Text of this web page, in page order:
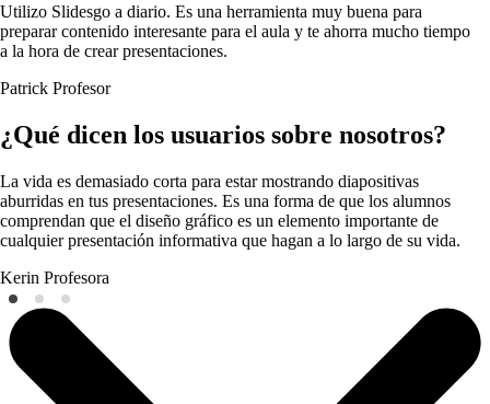
Utilizo Slidesgo a diario. Es una herramienta muy buena para
preparar contenido interesante para el aula y te ahorra mucho tiempo
a la hora de crear presentaciones.
Patrick Profesor
¿Qué dicen los usuarios sobre nosotros?
La vida es demasiado corta para estar mostrando diapositivas
aburridas en tus presentaciones. Es una forma de que los alumnos
comprendan que el diseño gráfico es un elemento importante de
cualquier presentación informativa que hagan a lo largo de su vida.
Kerin Profesora